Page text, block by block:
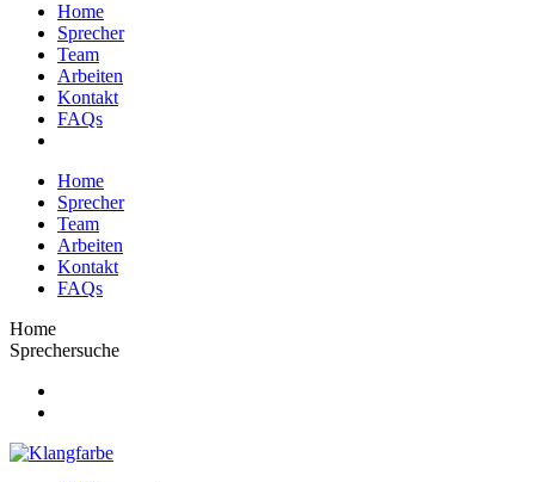
Home
Sprecher
Team
Arbeiten
Kontakt
FAQs
Home
Sprecher
Team
Arbeiten
Kontakt
FAQs
Home
Sprechersuche